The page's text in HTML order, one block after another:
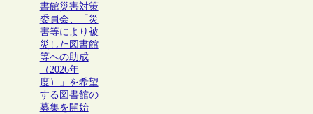
書館災害対策
委員会、「災
害等により被
災した図書館
等への助成
（2026年
度）」を希望
する図書館の
募集を開始